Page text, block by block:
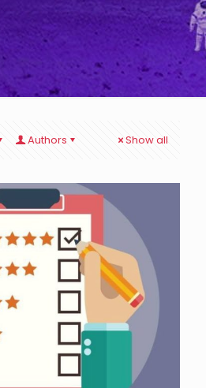
Authors Show all